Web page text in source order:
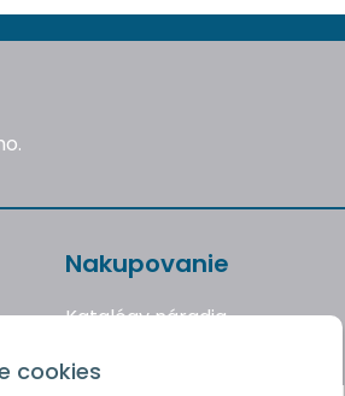
cookies
Nakupovanie
Katalógy náradia
Reklamácie a vrátenie tovaru